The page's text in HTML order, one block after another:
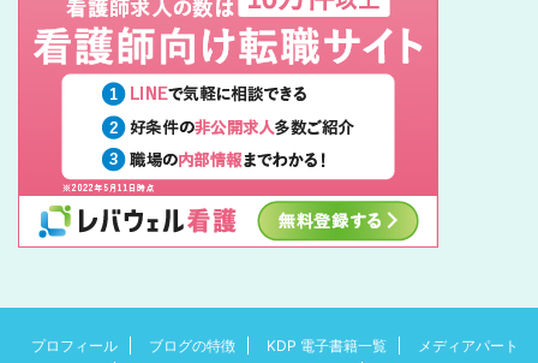
プロフィール ブログの特徴 KDP 電子書籍一覧
メディアパート